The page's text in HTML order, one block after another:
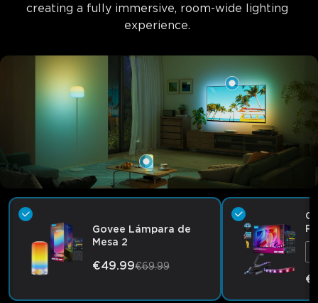
creating a fully immersive, room-wide lighting
Govee Lámpara de
Mesa 2
€49.99€69.99